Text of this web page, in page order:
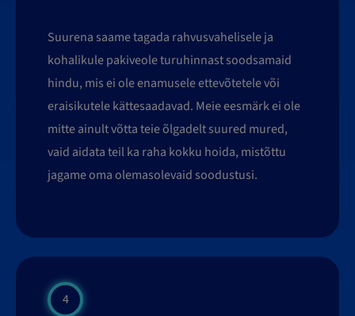
Suurena saame tagada rahvusvahelisele ja
kohalikule pakiveole turuhinnast soodsamaid
hindu, mis ei ole enamusele ettevõtetele või
eraisikutele kättesaadavad. Meie eesmärk ei ole
mitte ainult võtta teie õlgadelt suured mured,
vaid aidata teil ka raha kokku hoida, mistõttu
jagame oma olemasolevaid soodustusi.
4